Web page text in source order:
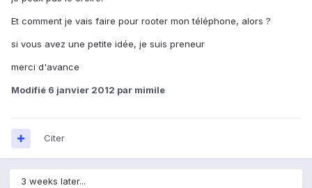
Et comment je vais faire pour rooter mon téléphone, alors ?
si vous avez une petite idée, je suis preneur
merci d'avance
Modifié 6 janvier 2012 par mimile
Citer
3 weeks later...